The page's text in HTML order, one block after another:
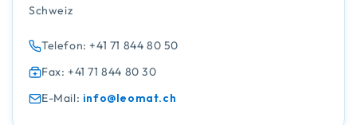
Schweiz
Telefon: +41 71 844 80 50
Fax: +41 71 844 80 30
E-Mail: info@leomat.ch